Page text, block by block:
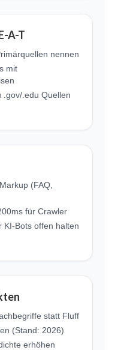
A-T
nennen
mit
.gov/.edu Quellen
(FAQ,
für Crawler
KI-Bots offen halten
statt Fluff
(Stand: 2026)
erhöhen